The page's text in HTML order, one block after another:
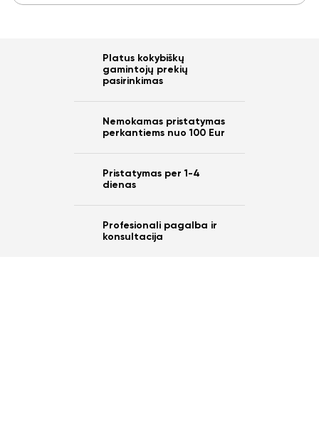
Platus kokybiškų
gamintojų prekių
pasirinkimas
Nemokamas pristatymas
perkantiems nuo 100 Eur
Pristatymas per 1-4
dienas
Profesionali pagalba ir
konsultacija